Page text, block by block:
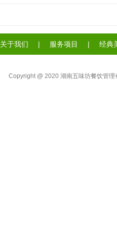
关于我们 | 服务项目 | 经典
Copyright @ 2020 湖南五味坊餐饮管